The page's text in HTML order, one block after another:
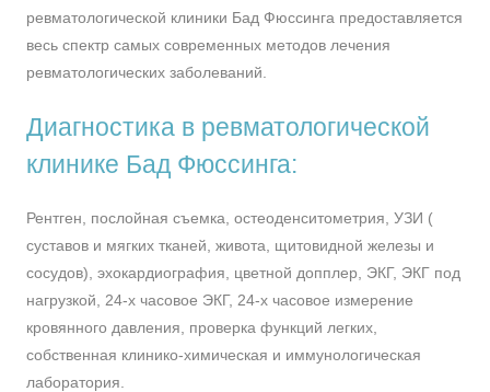
ревматологической клиники Бад Фюссинга предоставляется
весь спектр самых современных методов лечения
ревматологических заболеваний.
Диагностика в ревматологической
клинике Бад Фюссинга:
Рентген, послойная съемка, остеоденситометрия, УЗИ (
суставов и мягких тканей, живота, щитовидной железы и
сосудов), эхокардиография, цветной допплер, ЭКГ, ЭКГ под
нагрузкой, 24-х часовое ЭКГ, 24-х часовое измерение
кровянного давления, проверка функций легких,
собственная клинико-химическая и иммунологическая
лаборатория.